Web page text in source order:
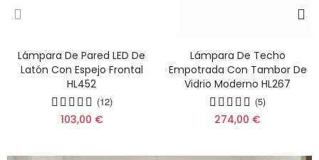
Lámpara De Pared LED De
Latón Con Espejo Frontal
HL452
(12)
103,00 €
Lámpara De Techo
Empotrada Con Tambor De
Vidrio Moderno HL267
(5)
274,00 €